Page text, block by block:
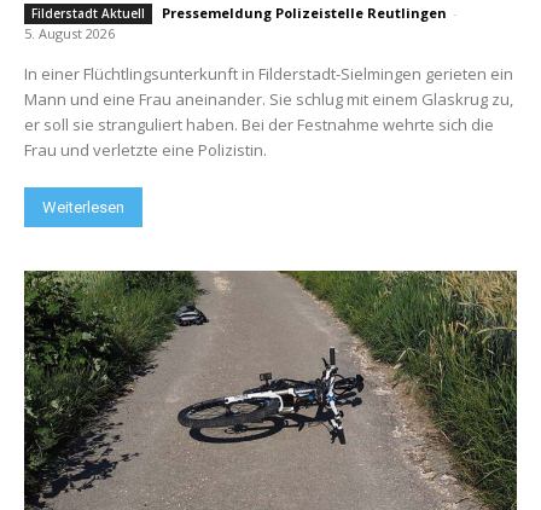
Filderstadt Aktuell Pressemeldung Polizeistelle Reutlingen -
5. August 2026
In einer Flüchtlingsunterkunft in Filderstadt-Sielmingen gerieten ein
Mann und eine Frau aneinander. Sie schlug mit einem Glaskrug zu,
er soll sie stranguliert haben. Bei der Festnahme wehrte sich die
Frau und verletzte eine Polizistin.
Weiterlesen